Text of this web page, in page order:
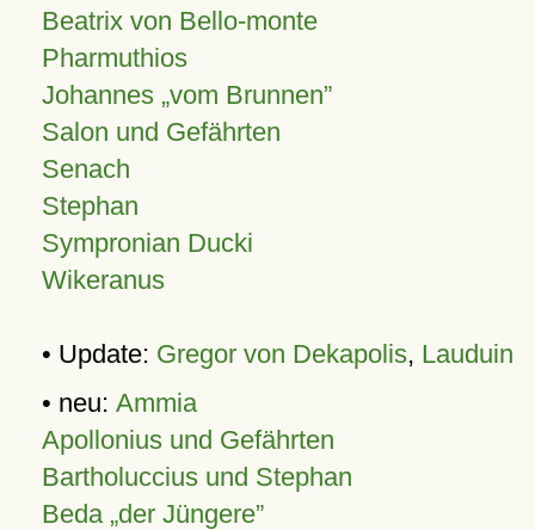
Beatrix von Bello-monte
Pharmuthios
Johannes vom Brunnen
Salon und Gefährten
Senach
Stephan
Sympronian Ducki
Wikeranus
• Update: Gregor von Dekapolis, Lauduin
• neu: Ammia
Apollonius und Gefährten
Bartholuccius und Stephan
Beda „der Jüngere”